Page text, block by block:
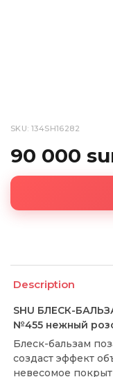
SKU: 134SH16282
90 000
Description
SHU БЛЕСК-
№455 нежный
Блеск-бальзам
создаст эффект
невесомое